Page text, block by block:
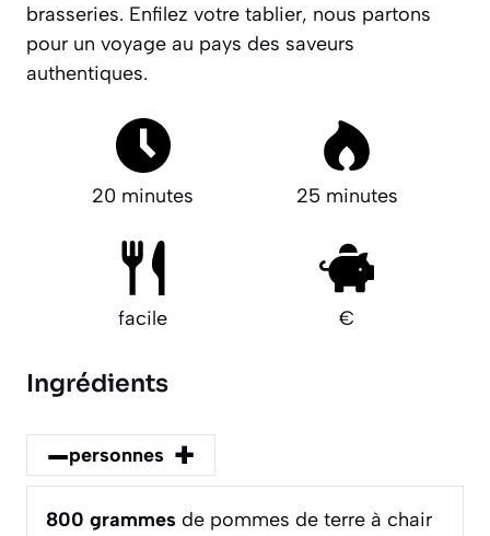
brasseries. Enfilez votre tablier, nous partons
pour un voyage au pays des saveurs
authentiques.
20 minutes 25 minutes
facile €
Ingrédients
–personnes +
800 grammes de pommes de terre à chair